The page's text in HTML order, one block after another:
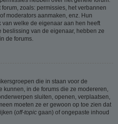
zoals: permissies, het verbannen
moderators aanmaken, enz. Hun
welke de eigenaar aan hen heeft
van de eigenaar, hebben ze
de forums.
die in staan voor de
in de forums die ze modereren,
sluiten, openen, verplaatsen,
moeten ze er gewoon op toe zien dat
(off-topic gaan) of ongepaste inhoud